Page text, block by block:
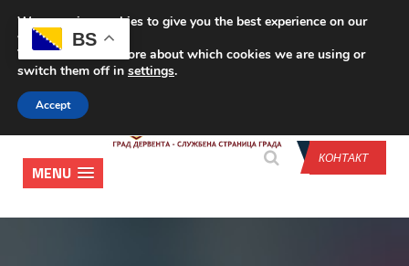
CONTACT US
КОНТАКТ
MENU
BS
We are using cookies to give you the best experience on our
website.
You can find out more about which cookies we are using or
switch them off in settings.
Accept